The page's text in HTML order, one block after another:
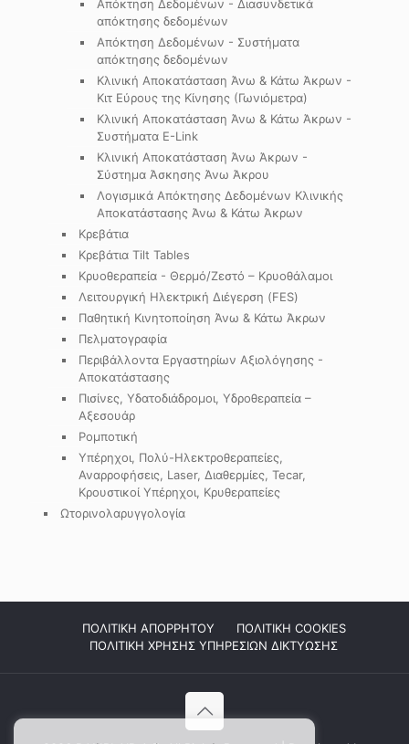
Απόκτηση Δεδομένων - Διασυνδετικά
απόκτησης δεδομένων
Απόκτηση Δεδομένων - Συστήματα
απόκτησης δεδομένων
Κλινική Αποκατάσταση Άνω & Κάτω Άκρων -
Κιτ Εύρους της Κίνησης (Γωνιόμετρα)
Κλινική Αποκατάσταση Άνω & Κάτω Άκρων -
Συστήματα E-Link
Κλινική Αποκατάσταση Άνω Άκρων -
Σύστημα Άσκησης Άνω Άκρου
Λογισμικά Απόκτησης Δεδομένων Κλινικής
Αποκατάστασης Άνω & Κάτω Άκρων
Κρεβάτια
Κρεβάτια Tilt Tables
Κρυοθεραπεία - Θερμό/Ζεστό – Κρυοθάλαμοι
Λειτουργική Ηλεκτρική Διέγερση (FES)
Παθητική Κινητοποίηση Άνω & Κάτω Άκρων
Πελματογραφία
Περιβάλλοντα Εργαστηρίων Αξιολόγησης -
Αποκατάστασης
Πισίνες, Υδατοδιάδρομοι, Υδροθεραπεία –
Αξεσουάρ
Ρομποτική
Υπέρηχοι, Πολύ-Ηλεκτροθεραπείες,
Αναρροφήσεις, Laser, Διαθερμίες, Tecar,
Κρουστικοί Υπέρηχοι, Κρυθεραπείες
Ωτορινολαρυγγολογία
ΠΟΛΙΤΙΚΗ ΑΠΟΡΡΗΤΟΥ
ΠΟΛΙΤΙΚΗ COOKIES
ΠΟΛΙΤΙΚΗ ΧΡΗΣΗΣ ΥΠΗΡΕΣΙΩΝ ΔΙΚΤΥΩΣΗΣ